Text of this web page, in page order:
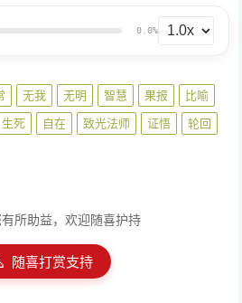
0.0%
无我 无明 智慧 果报
比喻
生死 自在 致光法师 证悟
轮回
所助益，欢迎随喜护持
随喜打赏支持